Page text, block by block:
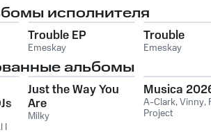
исполнителя
Trouble EP
Emeskay
Trouble
Emeskay
альбомы
I
Just the Way You
Are
Milky
Musica
A-Clark,Vinny,
Project